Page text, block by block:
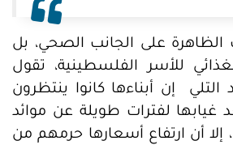
الظاهرة على الجانب الصحي، بل
للأسر الفلسطينية، تقول
إن أبناءها كانوا ينتظرون
غيابها لفترات طويلة عن موائد
إلا أن ارتفاع أسعارها حرمهم من